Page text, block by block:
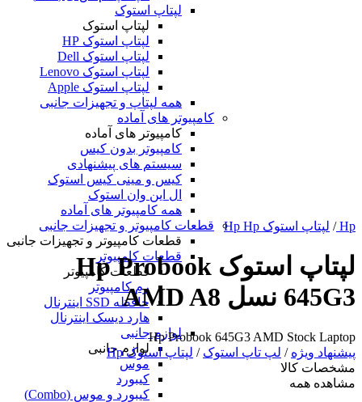
لپتاپ استوک
لپتاپ استوک
لپتاپ استوک HP
لپتاپ استوک Dell
لپتاپ استوک Lenovo
لپتاپ استوک Apple
همه لپتاپ و تجهیزات جانبی
کامپیوتر های آماده
کامپیوتر های آماده
کامپیوتر بدون کیس
سیستم های پیشنهادی
کیس و مینی کیس استوک
ال این وان استوک
همه کامپیوتر های آماده
قطعات کامپیوتر و تجهیزات جانبی
قطعات کامپیوتر و تجهیزات جانبی
قطعات کامپیوتر
قطعات کامپیوتر
رم کامپیوتر
حافظه SSD اینترنال
هارد دیسک اینترنال
لوازم جانبی
لوازم جانبی
موس
کیبورد
کیبورد و موس (Combo)
Hp
/ لپتاپ استوک Hp Hp
لپتاپ استوک Hp Probook
645G3 نسل AMD A8
Hp Probook 645G3 AMD Stock Laptop
پیشنهاد ویژه / لپ تاپ استوک / لپتاپ استوک Hp
مشخصات کالا
مشاهده همه